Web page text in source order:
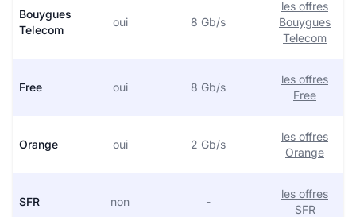
Bouygues
Telecom
oui 8 Gb/s
les offres
Bouygues
Telecom
Free oui 8 Gb/s
les offres
Free
Orange oui 2 Gb/s
les offres
Orange
SFR non -
les offres
SFR